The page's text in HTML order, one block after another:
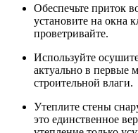
Обеспечьте приток
установите на окна
проветривайте.
Используйте
актуально в первые
строительной влаги.
Утеплите стены
это единственное